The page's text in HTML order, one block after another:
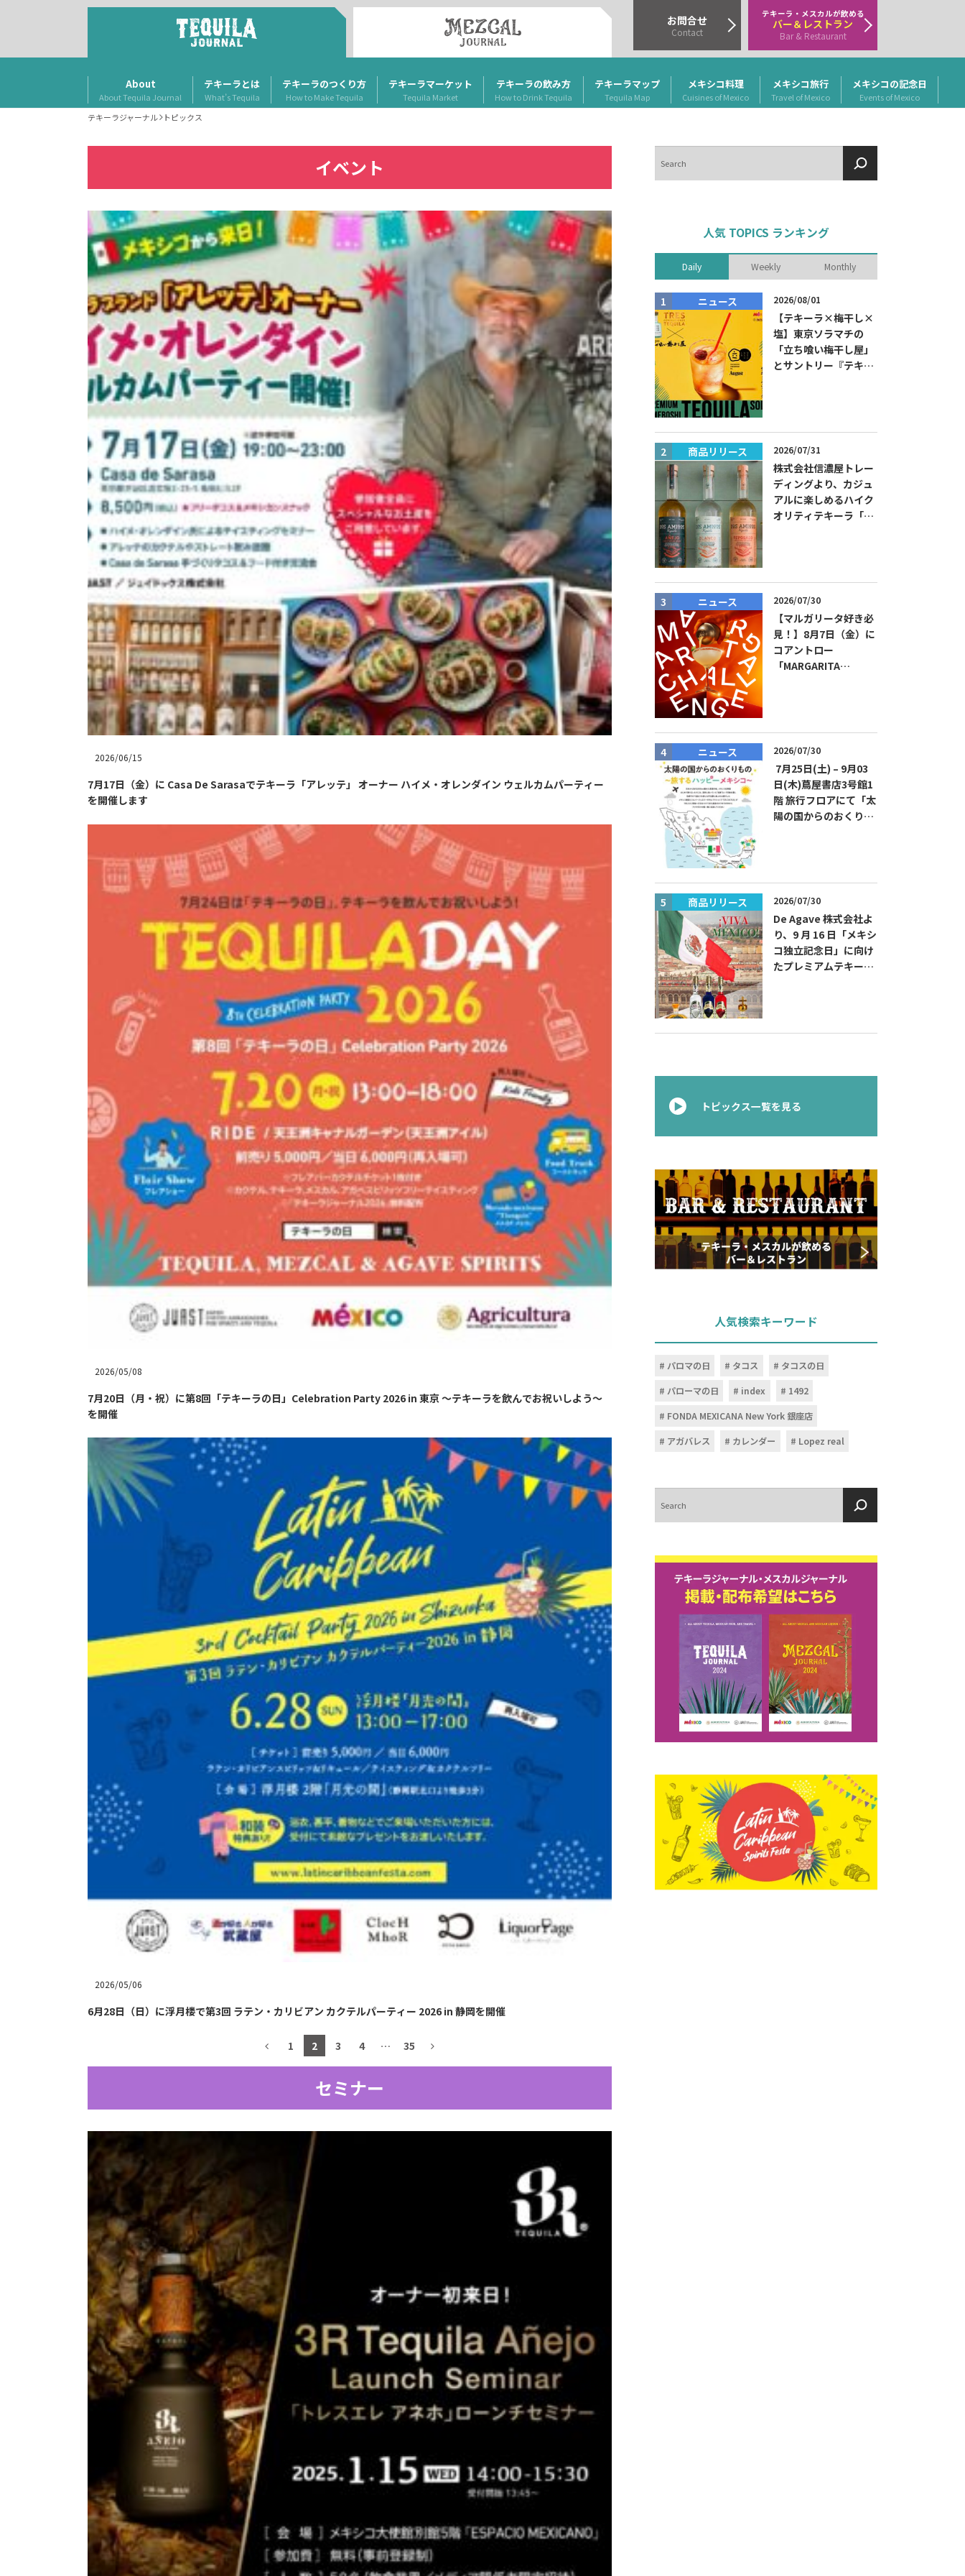
About
About Tequila Journal
テキーラとは
What’s Tequila
テキーラのつくり方
How to Make Tequila
テキーラマーケット
Tequila Market
テキーラの飲み方
How to Drink Tequila
テキーラマップ
Tequila Map
メキシコ料理
Cuisines of Mexico
メキシコ旅行
Travel of Mexico
メキシコの記念日
Events of Mexico
お問合せ
Contact
テキーラ・メスカルが飲める
バー＆レストラン
Bar & Restaurant
テキーラジャーナル トピックス
イベント
2026/06/15
7月17日（金）に Casa De Sarasaでテキーラ「アレッテ」 オーナー ハイメ・オレンダイン ウェルカムパーティー
を開催します
2026/05/08
7月20日（月・祝）に第8回「テキーラの日」Celebration Party 2026 in 東京 ～テキーラを飲んでお祝いしよう～
を開催
2026/05/06
6月28日（日）に浮月楼で第3回 ラテン・カリビアン カクテルパーティー 2026 in 静岡を開催
1 2 3 4 … 35
セミナー
索
人気 TOPICS ランキング
Daily Weekly Monthly
ニュース 2026/08/01
【テキーラ×梅干し×
塩】東京ソラマチの
「立ち喰い梅干し屋」
とサントリー『テキー
8月限定メニューに！
商品リリース 2026/07/31
株式会社信濃屋トレー
ディングより、カジュ
アルに楽しめるハイク
オリティテキーラ「ド
ニュース 2026/07/30
【マルガリータ好き必
見！】8月7日（金）に
コアントロー
「MARGARITA
無料！
ニュース 2026/07/30
7月25日(土) – 9月03
日(木)蔦屋書店3号館1
階 旅行フロアにて「太
陽の国からのおくりも
商品リリース 2026/07/30
De Agave 株式会社よ
り、9 月 16 日「メキシ
コ独立記念日」に向け
たプレミアムテキーラ
トピックス一覧を見る
人気検索キーワード
パロマの日 タコス
タコスの日
パローマの日
index
1492
FONDA MEXICANA New York 銀座店
アガバレス
カレンダー Lopez real
索